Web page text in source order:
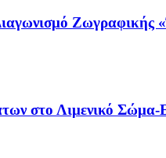
Ζωγραφικής
στο Λιμενικό